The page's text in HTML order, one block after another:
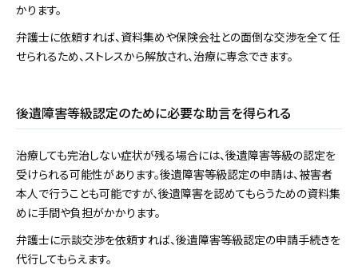
かります。
弁護士に依頼すれば、資料集めや保険会社との面倒な交渉を全て任
せられるため、ストレスから解放され、治療に専念できます。
後遺障害等級認定のために必要な助言を得られる
治療しても完治しない症状が残る場合には、後遺障害等級の認定を
受けられる可能性があります。後遺障害等級認定の申請は、被害者
本人で行うことも可能ですが、後遺障害を認めてもらうための資料集
めに手間や負担がかかります。
弁護士に示談交渉を依頼すれば、後遺障害等級認定の申請手続きを
代行してもらえます。